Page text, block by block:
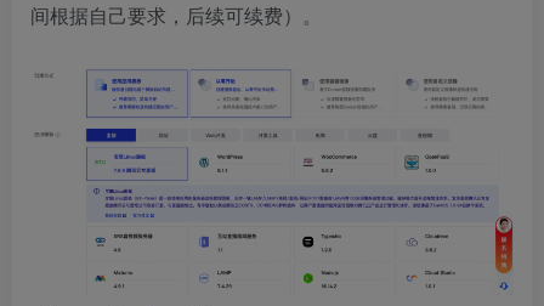
间根据自己要求，后续可续费）。